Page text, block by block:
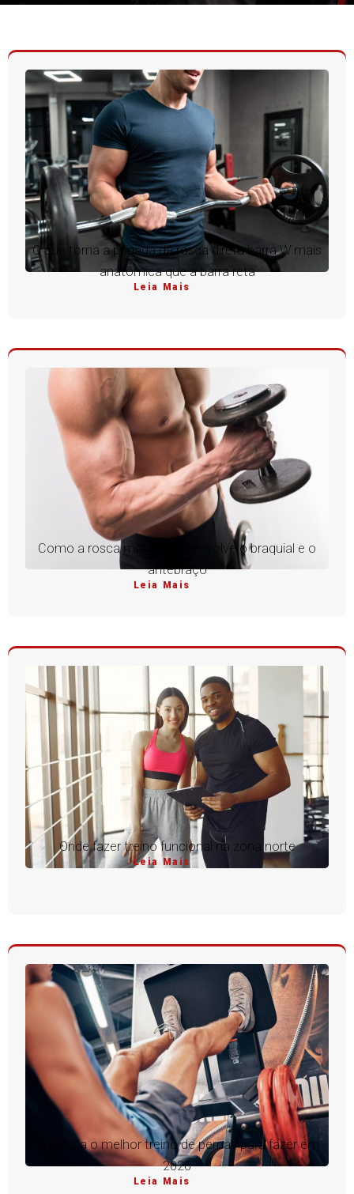
O que torna a pegada da rosca direta barra W mais
anatômica que a barra reta
Leia Mais
Como a rosca martelo desenvolve o braquial e o
antebraço
Leia Mais
Onde fazer treino funcional na zona norte
Leia Mais
Conheça o melhor treino de pernas para fazer em
2026
Leia Mais